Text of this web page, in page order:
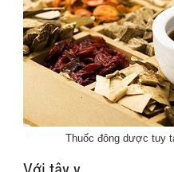
Thuốc đông dược tuy